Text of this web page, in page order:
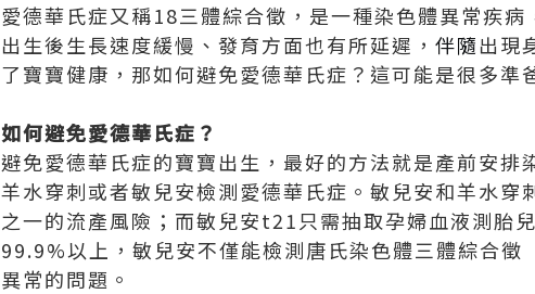
愛德華氏症又稱18三體綜合徵，是一種染色體異常疾
出生後生長速度緩慢、發育方面也有所延遲， 伴隨出現
了寶寶健康，那如何避免愛德華氏症？這可能是很多準
如何避免愛德華氏症？
避免愛德華氏症的寶寶出生，最好的方法就是產前安排
羊水穿刺或者敏兒安檢測愛德華氏症。敏兒安和羊水
之一的流產風險；而敏兒安t21只需抽取孕婦血液測胎
99.9%以上，敏兒安不僅能檢測唐氏染色體三體綜合徵
異常的問題。